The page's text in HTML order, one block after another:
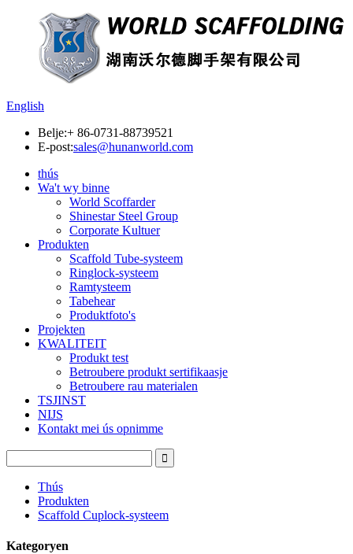
English
Belje:+ 86-0731-88739521
E-post:sales@hunanworld.com
thús
Wa't wy binne
World Scoffarder
Shinestar Steel Group
Corporate Kultuer
Produkten
Scaffold Tube-systeem
Ringlock-systeem
Ramtysteem
Tabehear
Produktfoto's
Projekten
KWALITEIT
Produkt test
Betroubere produkt sertifikaasje
Betroubere rau materialen
TSJINST
NIJS
Kontakt mei ús opnimme
Thús
Produkten
Scaffold Cuplock-systeem
Kategoryen